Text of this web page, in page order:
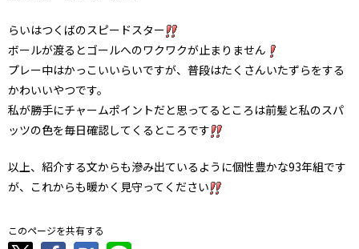
らいはつくばのスピードスター
ボールが渡るとゴールへのワクワクが止まりません
プレー中はかっこいいらいですが、普段はたくさんいたずらをする
かわいいやつです。
私が勝手にチャームポイントだと思ってるところは前髪と私のスパ
ッツの色を毎日確認してくるところです
以上、紹介する文からも滲み出ているように個性豊かな93年組です
が、これからも暖かく見守ってください
このページを共有する